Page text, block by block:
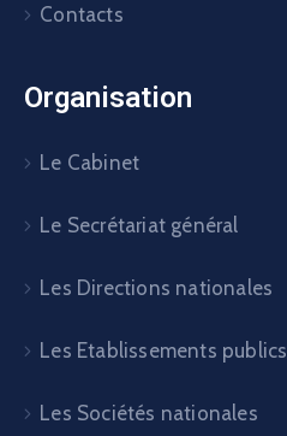
Contacts
Organisation
Le Cabinet
Le Secrétariat général
Les Directions nationales
Les Etablissements publics
Les Sociétés nationales